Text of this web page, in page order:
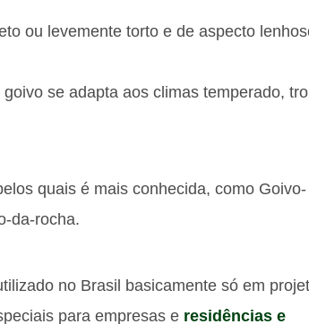
ou levemente torto e de aspecto
se adapta aos climas temperado,
quais é mais conhecida, como Goivo-
da-rocha.
no Brasil basicamente só em
para empresas e residências e